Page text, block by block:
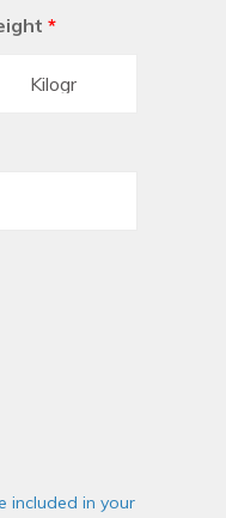
*
included in your